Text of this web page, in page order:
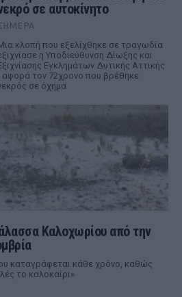
σε αυτοκίνητο
κλοπή που εξελίχθηκε σε τραγωδία
η Υποδιεύθυνση Δίωξης και
Εγκλημάτων Δυτικής Αττικής
αφορά τον 72χρονο που βρέθηκε
σε όχημα
Καλοχωρίου από την
καταγράφεται κάθε χρόνο, καθώς
το καλοκαίρι»